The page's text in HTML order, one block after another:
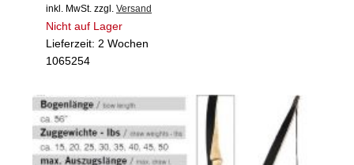
inkl. MwSt. zzgl. Versand
Nicht auf Lager
Lieferzeit: 2 Wochen
1065254